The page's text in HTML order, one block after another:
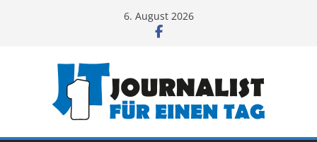
6. August 2026